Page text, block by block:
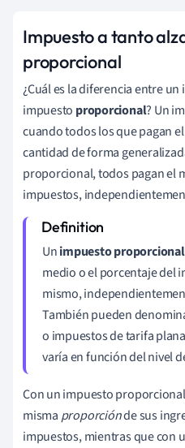
Impuesto a tanto
proporcional
¿Cuál es la diferencia entre
impuesto proporcional? Un
cuando todos los que pagan
cantidad de forma
proporcional, todos pagan el
impuestos,
Unimpuesto proporcional
medio o el porcentaje del
mismo,
También pueden
o impuestos de tarifa
varía en función del nivel
Con un impuesto
misma proporciónde sus
impuestos, mientras que con